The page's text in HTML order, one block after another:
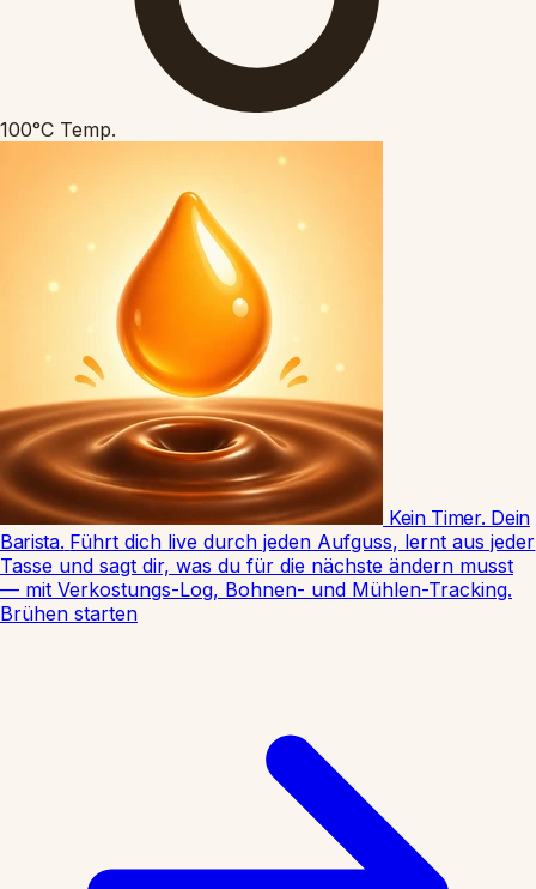
100°C Temp.
Kein Timer. Dein
Barista. Führt dich live durch jeden Aufguss, lernt aus jeder
Tasse und sagt dir, was du für die nächste ändern musst
— mit Verkostungs-Log, Bohnen- und Mühlen-Tracking.
Brühen starten